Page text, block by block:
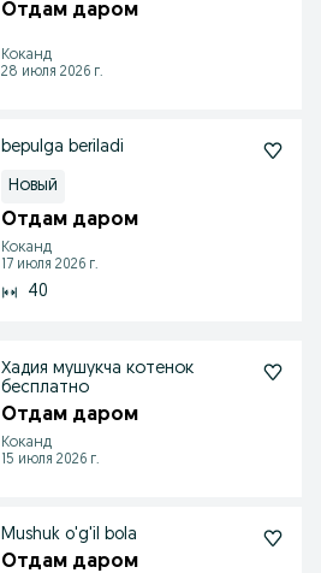
Отдам даром
Коканд
28 июля 2026 г.
bepulga beriladi
Новый
Отдам даром
Коканд
17 июля 2026 г.
40
Хадия мушукча котенок
бесплатно
Отдам даром
Коканд
15 июля 2026 г.
Mushuk o'g'il bola
Отдам даром